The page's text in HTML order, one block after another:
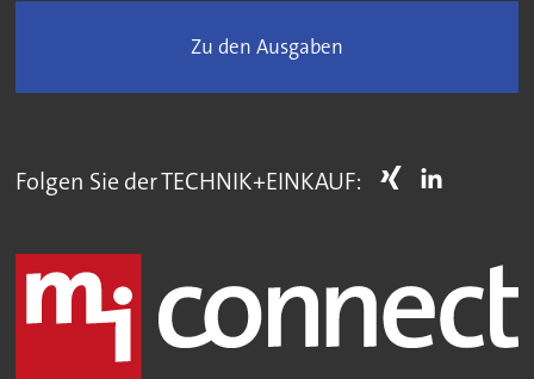
Zu den Ausgaben
Folgen Sie der TECHNIK+EINKAUF: